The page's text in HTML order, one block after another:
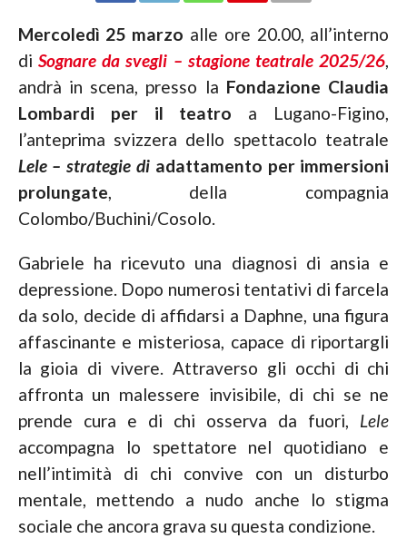
Mercoledì 25 marzo alle ore 20.00, all’interno
di Sognare da svegli – stagione teatrale2025/26,
andrà in scena, presso la Fondazione Claudia
Lombardi per il teatro a Lugano-Figino,
l’anteprima svizzera dello spettacolo teatrale
Lele – strategie diadattamento per immersioni
prolungate, della compagnia
Colombo/Buchini/Cosolo.
Gabriele ha ricevuto una diagnosi di ansia e
depressione. Dopo numerosi tentativi di farcela
da solo, decide di affidarsi a Daphne, una figura
affascinante e misteriosa, capace di riportargli
la gioia di vivere. Attraverso gli occhi di chi
affronta un malessere invisibile, di chi se ne
prende cura e di chi osserva da fuori, Lele
accompagna lo spettatore nel quotidiano e
nell’intimità di chi convive con un disturbo
mentale, mettendo a nudo anche lo stigma
sociale che ancora grava su questa condizione.